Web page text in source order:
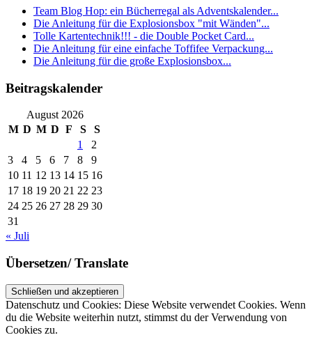
Team Blog Hop: ein Bücherregal als Adventskalender...
Die Anleitung für die Explosionsbox "mit Wänden"...
Tolle Kartentechnik!!! - die Double Pocket Card...
Die Anleitung für eine einfache Toffifee Verpackung...
Die Anleitung für die große Explosionsbox...
Beitragskalender
August 2026
M D M D F S
S
1
2
3
4 5 6 7 8
9
10 11 12 13 14 15 16
17 18 19 20 21 22 23
24 25 26 27 28 29 30
31
« Juli
Übersetzen/ Translate
Datenschutz und Cookies: Diese Website verwendet Cookies. Wenn
du die Website weiterhin nutzt, stimmst du der Verwendung von
Cookies zu.